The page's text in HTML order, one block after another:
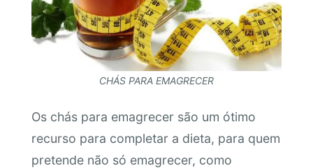
CHÁS PARA EMAGRECER
Os chás para emagrecer são um ótimo
recurso para completar a dieta, para quem
pretende não só emagrecer, como